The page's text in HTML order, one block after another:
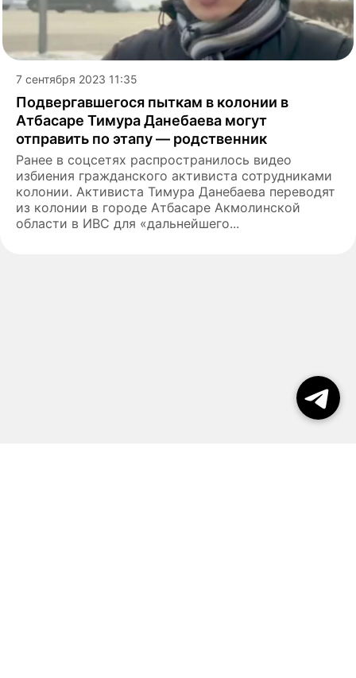
7 сентября 2023 11:35
Подвергавшегося пыткам в колонии в
Атбасаре Тимура Данебаева могут
отправить по этапу — родственник
Ранее в соцсетях распространилось видео
избиения гражданского активиста сотрудниками
колонии. Активиста Тимура Данебаева переводят
из колонии в городе Атбасаре Акмолинской
области в ИВС для «дальнейшего...